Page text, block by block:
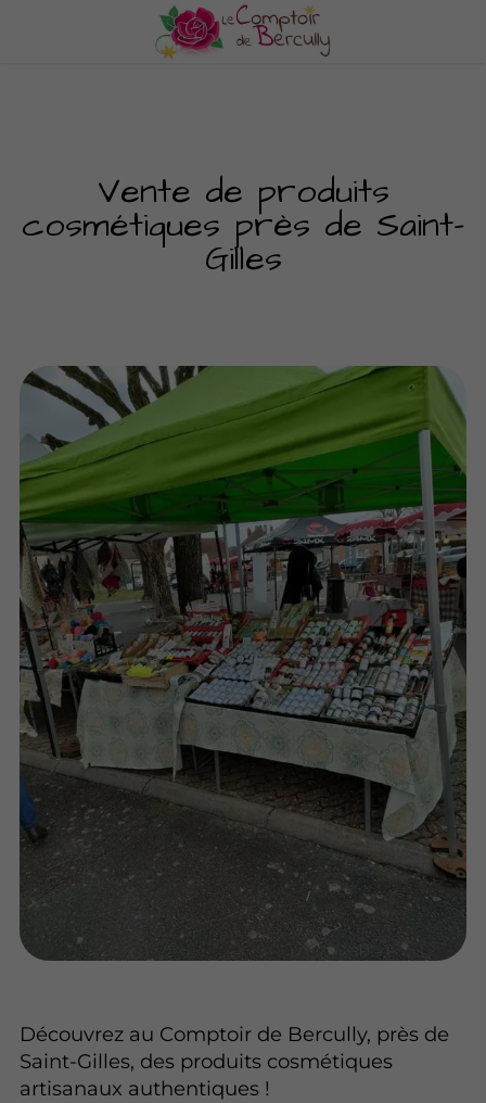
Vente de produits
cosmétiques près de Saint-
Gilles
Découvrez au Comptoir de Bercully, près de
Saint-Gilles, des produits cosmétiques
artisanaux authentiques !